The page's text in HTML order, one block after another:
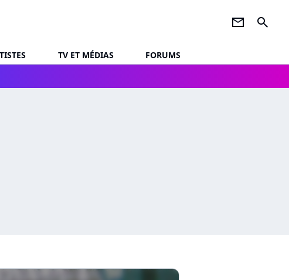
newsletter search
TV ET MÉDIAS
FORUMS